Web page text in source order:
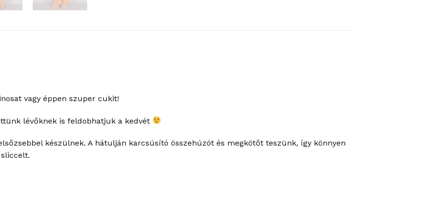
vagy éppen szuper cukit!
lévőknek is feldobhatjuk a kedvét
készülnek. A hátulján karcsúsító összehúzót és megkötőt teszünk, így könnyen